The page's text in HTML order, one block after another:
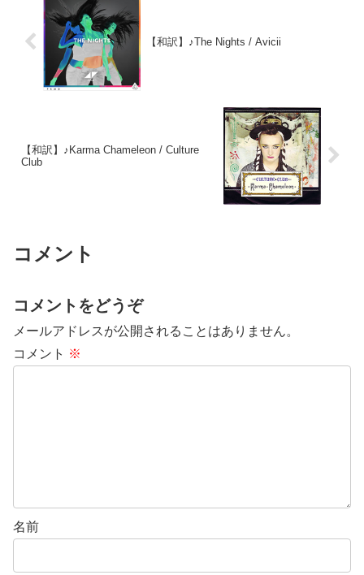
【和訳】♪The Nights / Avicii
【和訳】♪Karma Chameleon / Culture
Club
コメント
コメントをどうぞ
メールアドレスが公開されることはありません。
コメント ※
名前